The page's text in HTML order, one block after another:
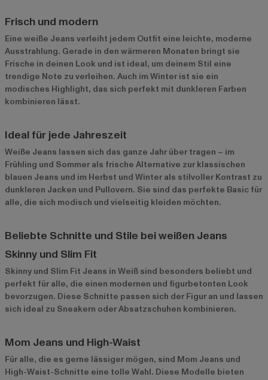
Frisch und modern
Eine weiße Jeans verleiht jedem Outfit eine leichte, moderne
Ausstrahlung. Gerade in den wärmeren Monaten bringt sie
Frische in deinen Look und ist ideal, um deinem Stil eine
trendige Note zu verleihen. Auch im Winter ist sie ein
modisches Highlight, das sich perfekt mit dunkleren Farben
kombinieren lässt.
Ideal für jede Jahreszeit
Weiße Jeans lassen sich das ganze Jahr über tragen – im
Frühling und Sommer als frische Alternative zur klassischen
blauen Jeans und im Herbst und Winter als stilvoller Kontrast zu
dunkleren Jacken und Pullovern. Sie sind das perfekte Basic für
alle, die sich modisch und vielseitig kleiden möchten.
Beliebte Schnitte und Stile bei weißen Jeans
Skinny und Slim Fit
Skinny und Slim Fit Jeans in Weiß sind besonders beliebt und
perfekt für alle, die einen modernen und figurbetonten Look
bevorzugen. Diese Schnitte passen sich der Figur an und lassen
sich ideal zu Sneakern oder Absatzschuhen kombinieren.
Mom Jeans und High-Waist
Für alle, die es gerne lässiger mögen, sind Mom Jeans und
High-Waist-Schnitte eine tolle Wahl. Diese Modelle bieten